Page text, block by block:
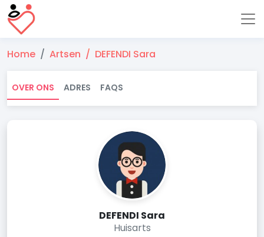
Home Artsen DEFENDI Sara
OVER ONS ADRES FAQS
DEFENDI Sara
Huisarts